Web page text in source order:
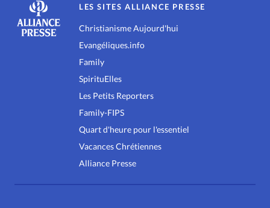
LES SITES ALLIANCE PRESSE
Christianisme Aujourd'hui
Evangéliques.info
Family
SpirituElles
Les Petits Reporters
Family-FIPS
Quart d'heure pour l'essentiel
Vacances Chrétiennes
Alliance Presse